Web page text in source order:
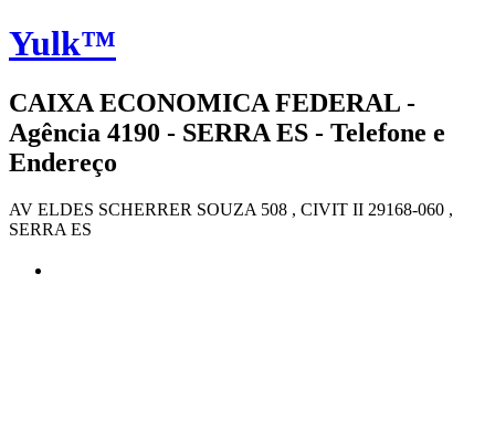
Yulk™
CAIXA ECONOMICA FEDERAL -
Agência 4190 - SERRA ES - Telefone e
Endereço
AV ELDES SCHERRER SOUZA 508 , CIVIT II 29168-060 ,
SERRA ES